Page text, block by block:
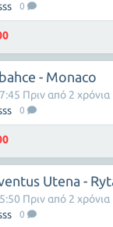
0
- Monaco
0
Πριν από 2 χρόνια
Utena -
0
Πριν από 2 χρόνια